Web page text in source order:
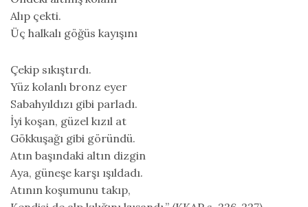
Alıp çekti.
Üç halkalı göğüs kayışını
Çekip sıkıştırdı.
Yüz kolanlı bronz eyer
Sabahyıldızı gibi parladı.
İyi koşan, güzel kızıl at
Gökkuşağı gibi göründü.
Atın başındaki altın dizgin
Aya, güneşe karşı ışıldadı.
Atının koşumunu takıp,